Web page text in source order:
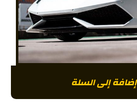
إضافة إلى السلة